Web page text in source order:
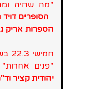
"מה שהיה
הסופרים
הספרות אריק
"פנים
יהודית קציר